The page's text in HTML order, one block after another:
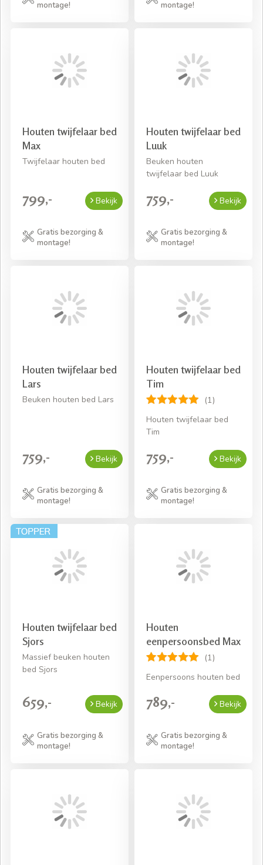
montage! montage!
Houten twijfelaar bed
Max
Twijfelaar houten bed
799,- Bekijk
Gratis bezorging &
montage!
Houten twijfelaar bed
Luuk
Beuken houten
twijfelaar bed Luuk
759,- Bekijk
Gratis bezorging &
montage!
Houten twijfelaar bed
Lars
Beuken houten bed Lars
759,- Bekijk
Gratis bezorging &
montage!
Houten twijfelaar bed
Tim
(1)
Houten twijfelaar bed
Tim
759,- Bekijk
Gratis bezorging &
montage!
Houten twijfelaar bed
Sjors
Massief beuken houten
bed Sjors
659,- Bekijk
Gratis bezorging &
montage!
Houten
eenpersoonsbed Max
(1)
Eenpersoons houten bed
789,- Bekijk
Gratis bezorging &
montage!